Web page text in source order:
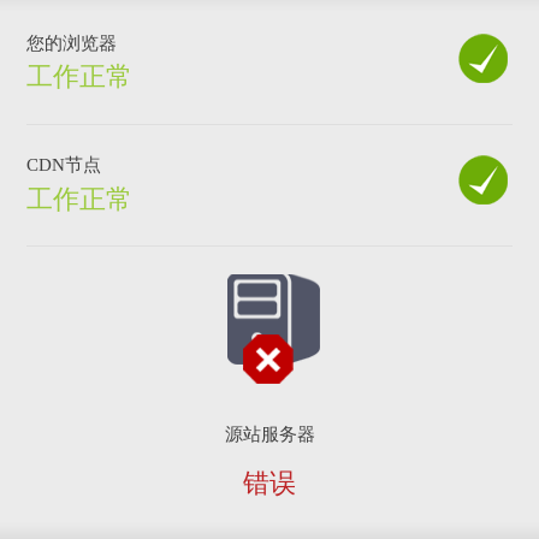
您的浏览器
工作正常
CDN节点
工作正常
源站服务器
错误